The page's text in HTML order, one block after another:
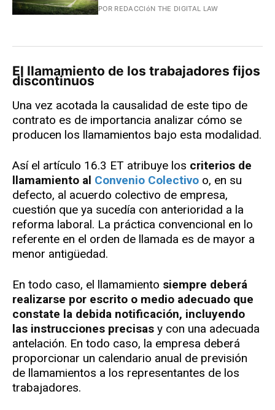
POR REDACCIóN THE DIGITAL LAW
El llamamiento de los trabajadores fijos
discontinuos
Una vez acotada la causalidad de este tipo de
contrato es de importancia analizar cómo se
producen los llamamientos bajo esta modalidad.
Así el artículo 16.3 ET atribuye los criterios de
llamamiento al Convenio Colectivo o, en su
defecto, al acuerdo colectivo de empresa,
cuestión que ya sucedía con anterioridad a la
reforma laboral. La práctica convencional en lo
referente en el orden de llamada es de mayor a
menor antigüedad.
En todo caso, el llamamiento siempre deberá
realizarse por escrito o medio adecuado que
constate la debida notificación, incluyendo
las instrucciones precisas y con una adecuada
antelación. En todo caso, la empresa deberá
proporcionar un calendario anual de previsión
de llamamientos a los representantes de los
trabajadores.